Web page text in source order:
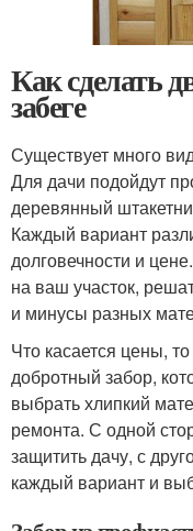
Как сделать
забеге
Существует много
Для дачи подойдут
деревянный
Каждый вариант
долговечности и
на ваш участок,
и минусы разных
Что касается цены,
добротный забор,
выбрать хлипкий
ремонта. С одной
защитить дачу, с
каждый вариант и